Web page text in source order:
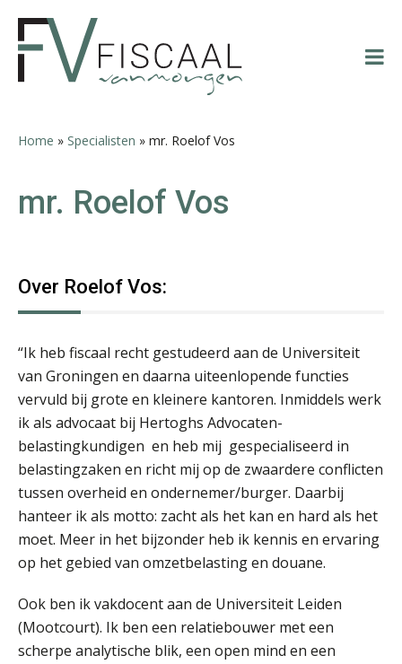
hoofdnavigatie
hoofd
eerste
voettekst
Home » Specialisten » mr. Roelof Vos
mr. Roelof Vos
Over Roelof Vos:
“Ik heb fiscaal recht gestudeerd aan de Universiteit
van Groningen en daarna uiteenlopende functies
vervuld bij grote en kleinere kantoren. Inmiddels werk
ik als advocaat bij Hertoghs Advocaten-
belastingkundigen en heb mij gespecialiseerd in
belastingzaken en richt mij op de zwaardere conflicten
tussen overheid en ondernemer/burger. Daarbij
hanteer ik als motto: zacht als het kan en hard als het
moet. Meer in het bijzonder heb ik kennis en ervaring
op het gebied van omzetbelasting en douane.
Ook ben ik vakdocent aan de Universiteit Leiden
(Mootcourt). Ik ben een relatiebouwer met een
scherpe analytische blik, een open mind en een